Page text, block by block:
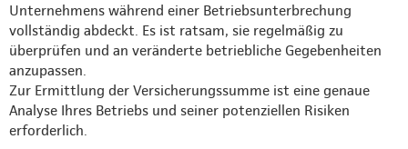
Unternehmens während einer Betriebsunterbrechung
vollständig abdeckt. Es ist ratsam, sie regelmäßig zu
überprüfen und an veränderte betriebliche Gegebenheiten
anzupassen.
Zur Ermittlung der Versicherungssumme ist eine genaue
Analyse Ihres Betriebs und seiner potenziellen Risiken
erforderlich.